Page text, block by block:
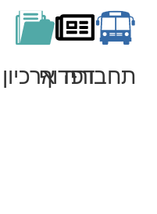
תחבורה
דפדוףארכיון